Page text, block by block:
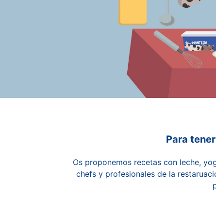
Para
Os proponemos recetas con leche,
chefs y profesionales de la